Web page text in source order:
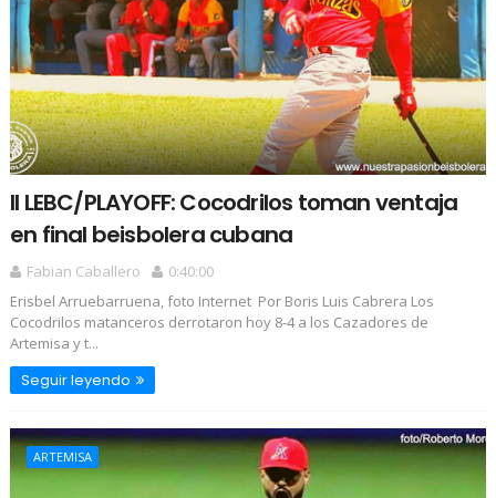
II LEBC/PLAYOFF: Cocodrilos toman ventaja
en final beisbolera cubana
Fabian Caballero
0:40:00
Erisbel Arruebarruena, foto Internet Por Boris Luis Cabrera Los
Cocodrilos matanceros derrotaron hoy 8-4 a los Cazadores de
Artemisa y t...
Seguir leyendo
ARTEMISA